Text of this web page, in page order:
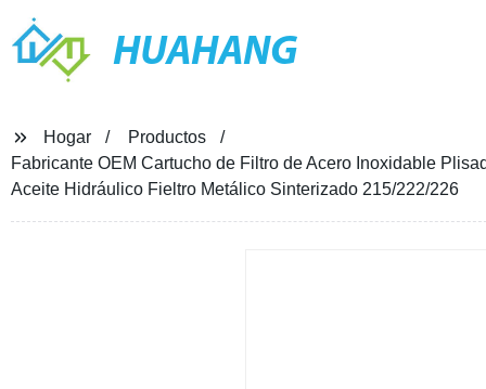
HUAHANG
Hogar
Productos
Fabricante OEM Cartucho de Filtro de Acero Inoxidable
Aceite Hidráulico Fieltro Metálico Sinterizado 215/222/226